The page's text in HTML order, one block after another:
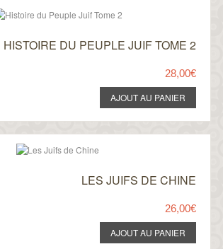
HISTOIRE DU PEUPLE JUIF TOME 2
28,00€
LES JUIFS DE CHINE
26,00€